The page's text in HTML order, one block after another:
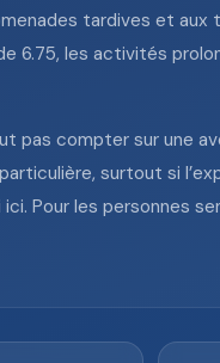
tardives et aux
6.75, les activités
pas compter sur une
surtout si
Pour les personnes